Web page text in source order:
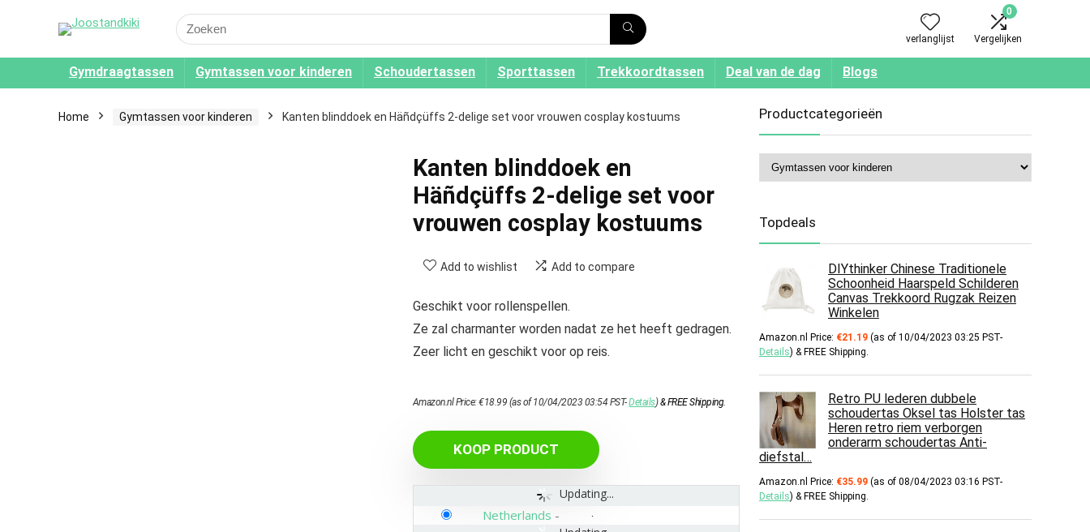
Search
for:
verlanglijst
0
Vergelijken
Gymdraagtassen Gymtassen voor kinderen Schoudertassen Sporttassen Trekkoordtassen Deal van de dag Blogs
Home Gymtassen voor kinderen Kanten blinddoek en Häñdçüffs 2-delige set voor vrouwen cosplay kostuums
Kanten blinddoek en
Häñdçüffs 2-delige set voor
vrouwen cosplay kostuums
Add to wishlist Add to compare
Geschikt voor rollenspellen.
Ze zal charmanter worden nadat ze het heeft gedragen.
Zeer licht en geschikt voor op reis.
Amazon.nl Price:€18.99 (as of 10/04/2023 03:54 PST-Details)&FREE Shipping.
KOOP PRODUCT
Updating...
Netherlands -
Productcategorieën
Topdeals
DIYthinker Chinese Traditionele
Schoonheid Haarspeld Schilderen
Canvas Trekkoord Rugzak Reizen
Winkelen
Amazon.nl Price: €21.19 (as of 10/04/2023 03:25 PST-
Details) & FREE Shipping.
Retro PU lederen dubbele
schoudertas Oksel tas Holster tas
Heren retro riem verborgen
onderarm schoudertas Anti-
diefstal…
Amazon.nl Price: €35.99 (as of 08/04/2023 03:16 PST-
Details) & FREE Shipping.